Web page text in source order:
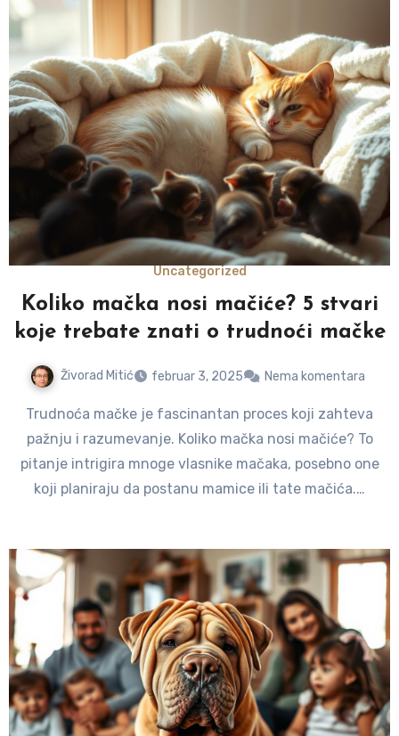
Uncategorized
Koliko mačka nosi mačiće? 5 stvari
koje trebate znati o trudnoći mačke
Živorad Mitić februar 3, 2025 Nema komentara
Trudnoća mačke je fascinantan proces koji zahteva
pažnju i razumevanje. Koliko mačka nosi mačiće? To
pitanje intrigira mnoge vlasnike mačaka, posebno one
koji planiraju da postanu mamice ili tate mačića.…